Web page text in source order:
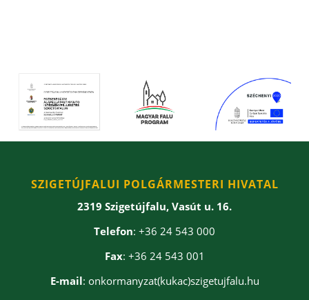
SZIGETÚJFALUI POLGÁRMESTERI HIVATAL
2319 Szigetújfalu, Vasút u. 16.
Telefon: +36 24 543 000
Fax: +36 24 543 001
E-mail: onkormanyzat(kukac)szigetujfalu.hu